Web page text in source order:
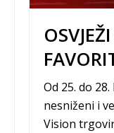
DO -
Od 25. do
nesniženi i
Vision